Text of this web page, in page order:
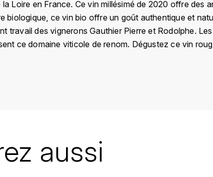
Loire en France. Ce vin millésimé de 2020 offre des
biologique, ce vin bio offre un goût authentique et
travail des vignerons Gauthier Pierre et Rodolphe.
ce domaine viticole de renom. Dégustez ce vin
aussi